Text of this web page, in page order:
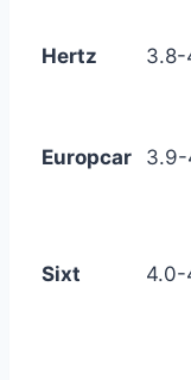
Hertz 3.8-
Europcar 3.9-
Sixt 4.0-